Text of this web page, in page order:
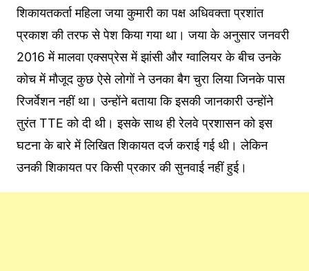
शिकायतकर्ता मह‍िला जया कुमारी का पक्ष अध‍िवक्‍ता प्रशांत
प्रकाश की तरफ से पेश क‍िया गया था। जया के अनुसार जनवरी
2016 में मालवा एक्सप्रेस में झांसी और ग्वालियर के बीच उनके
कोच में मौजूद कुछ ऐसे लोगों ने उनका बैग चुरा लिया जिनके पास
र‍िजर्वेशन नहीं था। उन्होंने बताया कि इसकी जानकारी उन्‍होंने
तुरंत TTE को दी थी। इसके साथ ही रेलवे प्रशासन को इस
घटना के बारे में लिखित शिकायत दर्ज कराई गई थी। लेकिन
उनकी श‍िकायत पर क‍िसी प्रकार की सुनवाई नहीं हुई।